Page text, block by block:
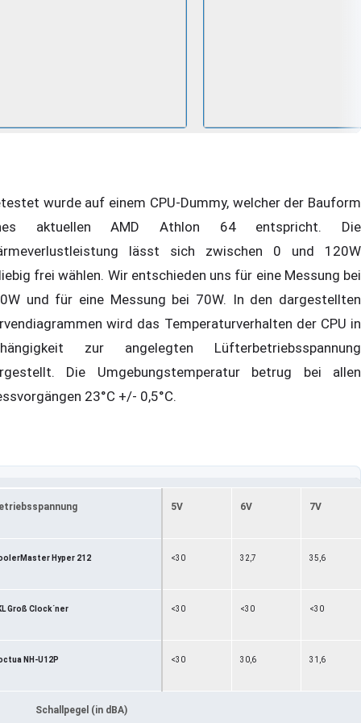
wurde auf einem CPU-Dummy, welcher der Bauform
aktuellen AMD Athlon 64 entspricht. Die
lässt sich zwischen 0 und 120W
frei wählen. Wir entschieden uns für eine Messung bei
und für eine Messung bei 70W. In den dargestellten
wird das Temperaturverhalten der CPU in
zur angelegten Lüfterbetriebsspannung
Die Umgebungstemperatur betrug bei allen
23°C +/- 0,5°C.
5V 6V 7V
Hyper 212 <30 32,7 35,6
Groß Clock´ner <30 <30 <30
NH-U12P <30 30,6 31,6
Schallpegel (in dBA)